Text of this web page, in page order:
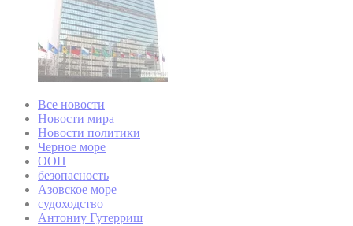
Все новости
Новости мира
Новости политики
Черное море
ООН
безопасность
Азовское море
судоходство
Антониу Гутерриш